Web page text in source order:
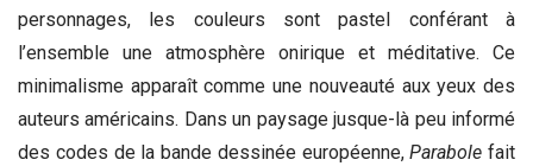
personnages, les couleurs sont pastel conférant à
l’ensemble une atmosphère onirique et méditative. Ce
minimalisme apparaît comme une nouveauté aux yeux des
auteurs américains. Dans un paysage jusque-là peu informé
des codes de la bande dessinée européenne,Parabole fait